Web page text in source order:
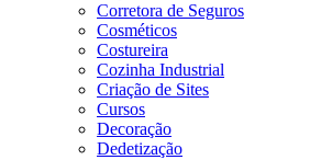
Corretora de Seguros
Cosméticos
Costureira
Cozinha Industrial
Criação de Sites
Cursos
Decoração
Dedetização